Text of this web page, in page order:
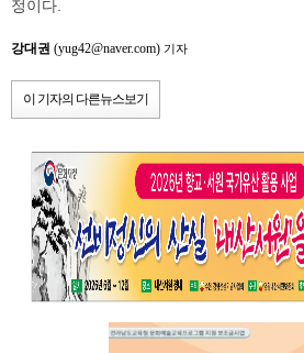
정이다.
강대권 (yug42@naver.com) 기자
이 기자의 다른뉴스보기